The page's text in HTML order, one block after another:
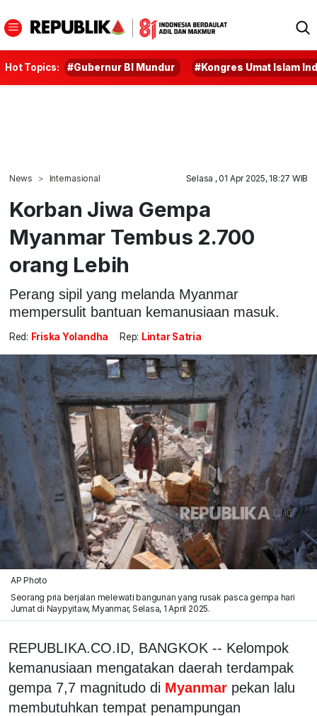
Hot Topics: #Gubernur BI Mundur #Kongres Umat Islam
News Internasional Selasa , 01 Apr 2025, 18:27 WIB
Korban Jiwa Gempa
Myanmar Tembus 2.700
orang Lebih
Perang sipil yang melanda Myanmar
mempersulit bantuan kemanusiaan masuk.
Red: Friska Yolandha Rep: Lintar Satria
AP Photo
Seorang pria berjalan melewati bangunan yang rusak pasca gempa hari
Jumat di Naypyitaw, Myanmar, Selasa, 1 April 2025.
REPUBLIKA.CO.ID, BANGKOK -- Kelompok
kemanusiaan mengatakan daerah terdampak
gempa 7,7 magnitudo di Myanmar pekan lalu
membutuhkan tempat penampungan